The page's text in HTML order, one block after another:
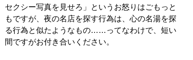
セクシー写真を見せろ」というお怒りはごもっと
もですが、夜の名店を探す行為は、心の名湯を探
る行為と似たようなもの……ってなわけで、短い
間ですがお付き合いください。